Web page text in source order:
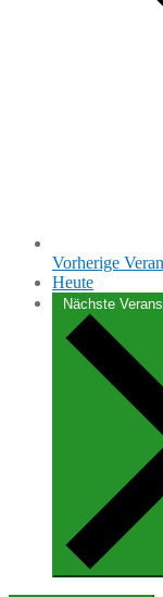
Vorherige
Heute
Nächste